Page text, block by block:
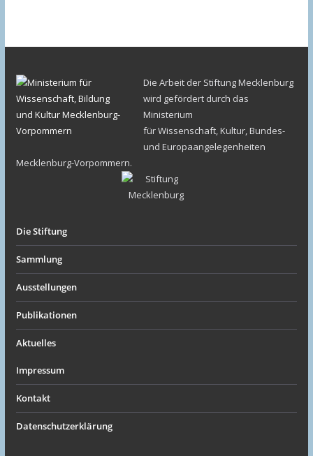
Die Arbeit der Stiftung Mecklenburg
wird gefördert durch das
Ministerium
für Wissenschaft, Kultur, Bundes-
und Europaangelegenheiten
Mecklenburg-Vorpommern.
Die Stiftung
Sammlung
Ausstellungen
Publikationen
Aktuelles
Impressum
Kontakt
Datenschutzerklärung